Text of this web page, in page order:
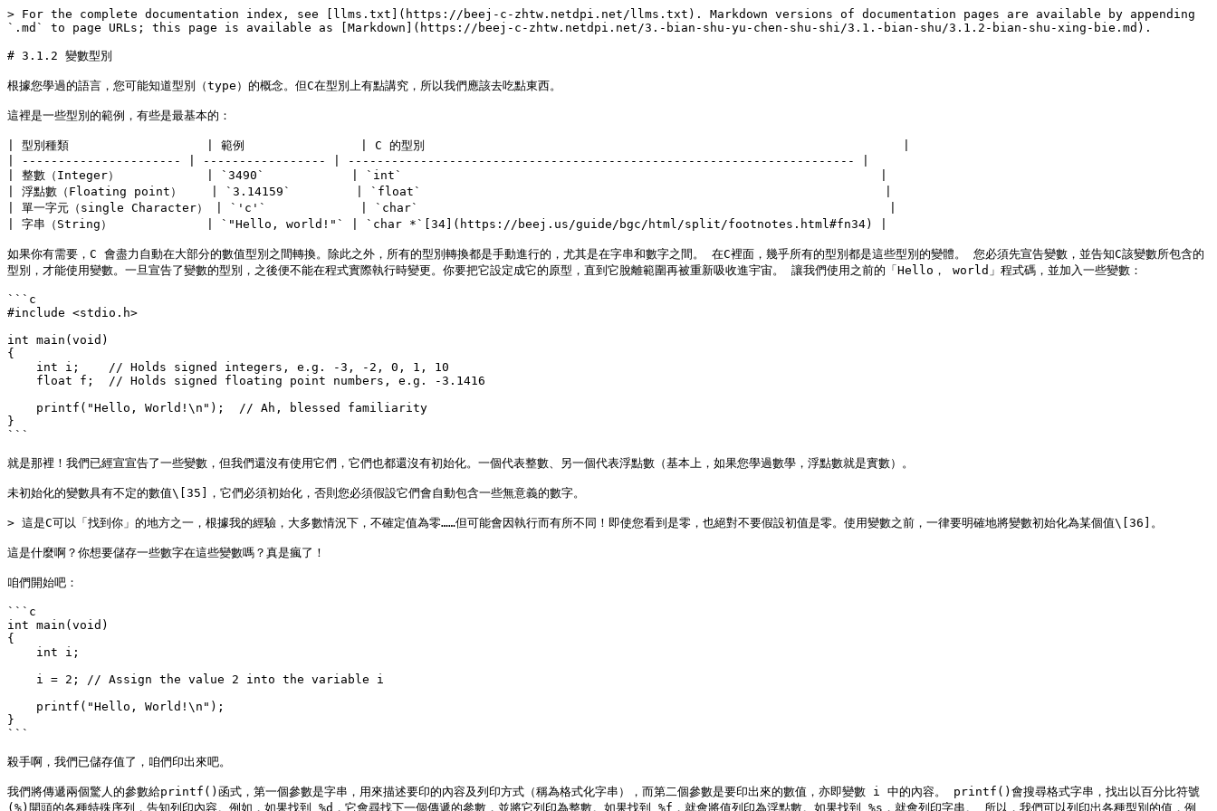
> For the complete documentation index, see [llms.txt](https://beej-c-zhtw.netdpi.net/llms.txt). Markdown versions of documentation pages are available by appending
`.md` to page URLs; this page is available as [Markdown](https://beej-c-zhtw.netdpi.net/3.-bian-shu-yu-chen-shu-shi/3.1.-bian-shu/3.1.2-bian-shu-xing-bie.md).
# 3.1.2 變數型別
根據您學過的語言，您可能知道型別（type）的概念。但C在型別上有點講究，所以我們應該去吃點東西。
這裡是一些型別的範例，有些是最基本的：
| 型別種類                   | 範例                | C 的型別                                                                  |
| ---------------------- | ----------------- | ---------------------------------------------------------------------- |
| 整數（Integer）            | `3490`            | `int`                                                                  |
| 浮點數（Floating point）    | `3.14159`         | `float`                                                                |
| 單一字元（single Character） | `'c'`             | `char`                                                                 |
| 字串（String）             | `"Hello, world!"` | `char *`[34](https://beej.us/guide/bgc/html/split/footnotes.html#fn34) |
如果你有需要，C 會盡力自動在大部分的數值型別之間轉換。除此之外，所有的型別轉換都是手動進行的，尤其是在字串和數字之間。 在C裡面，幾乎所有的型別都是這些型別的變體。 您必須先宣告變數，並告知C該變數所包含的
型別，才能使用變數。一旦宣告了變數的型別，之後便不能在程式實際執行時變更。你要把它設定成它的原型，直到它脫離範圍再被重新吸收進宇宙。 讓我們使用之前的「Hello， world」程式碼，並加入一些變數：
```c
#include <stdio.h>
int main(void)
{
}
```
就是那裡！我們已經宣宣告了一些變數，但我們還沒有使用它們，它們也都還沒有初始化。一個代表整數、另一個代表浮點數（基本上，如果您學過數學，浮點數就是實數）。
未初始化的變數具有不定的數值\[35]，它們必須初始化，否則您必須假設它們會自動包含一些無意義的數字。
> 這是C可以「找到你」的地方之一，根據我的經驗，大多數情況下，不確定值為零……但可能會因執行而有所不同！即使您看到是零，也絕對不要假設初值是零。使用變數之前，一律要明確地將變數初始化為某個值\[36]。
這是什麼啊？你想要儲存一些數字在這些變數嗎？真是瘋了！
咱們開始吧：
```c
int main(void)
{
}
```
殺手啊，我們已儲存值了，咱們印出來吧。
我們將傳遞兩個驚人的參數給printf()函式，第一個參數是字串，用來描述要印的內容及列印方式（稱為格式化字串），而第二個參數是要印出來的數值，亦即變數 i 中的內容。 printf()會搜尋格式字串，找出以百分比符號
(%)開頭的各種特殊序列，告知列印內容。例如，如果找到 %d，它會尋找下一個傳遞的參數，並將它列印為整數。如果找到 %f，就會將值列印為浮點數。如果找到 %s，就會列印字串。 所以，我們可以列印出各種型別的值，例